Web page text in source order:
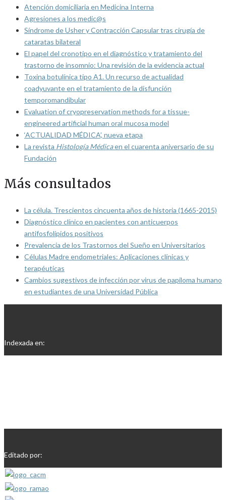
Atención domiciliaria en Medicina Interna
Agresiones a los medic@s
Síndrome de Usher y Contracción Capsular tras cirugía de
cataratas bilateral
El papel del cronotipo en el diagnóstico y tratamiento del
trastorno de insomnio: Una revisión de la evidencia actual
Toxina botulínica tipo A1. Un recurso de actualidad
coadyuvante en el tratamiento de la disfunción
temporomandibular
Evaluation of cryopreservation methods for a tissue-
engineered artificial human oral mucosa model
‘ACTUALIDAD MÉDICA’, nueva etapa
La revista Histología Médicaen el cuarenta aniversario de su
Fundación
Más consultados
La célula. Trescientos cincuenta años de historia (1665-2015)
Diagnóstico clínico en pacientes con anticuerpos
antifosfolípidos positivos
Prevalencia de los Trastornos del Sueño en Universitarios
Células Madre endometriales: Aplicaciones clínicas y
terapéuticas
Cambios sugestivos de infección por virus de papiloma humano
en estudiantes de una Universidad Pública
Indexada en:
Editado por: